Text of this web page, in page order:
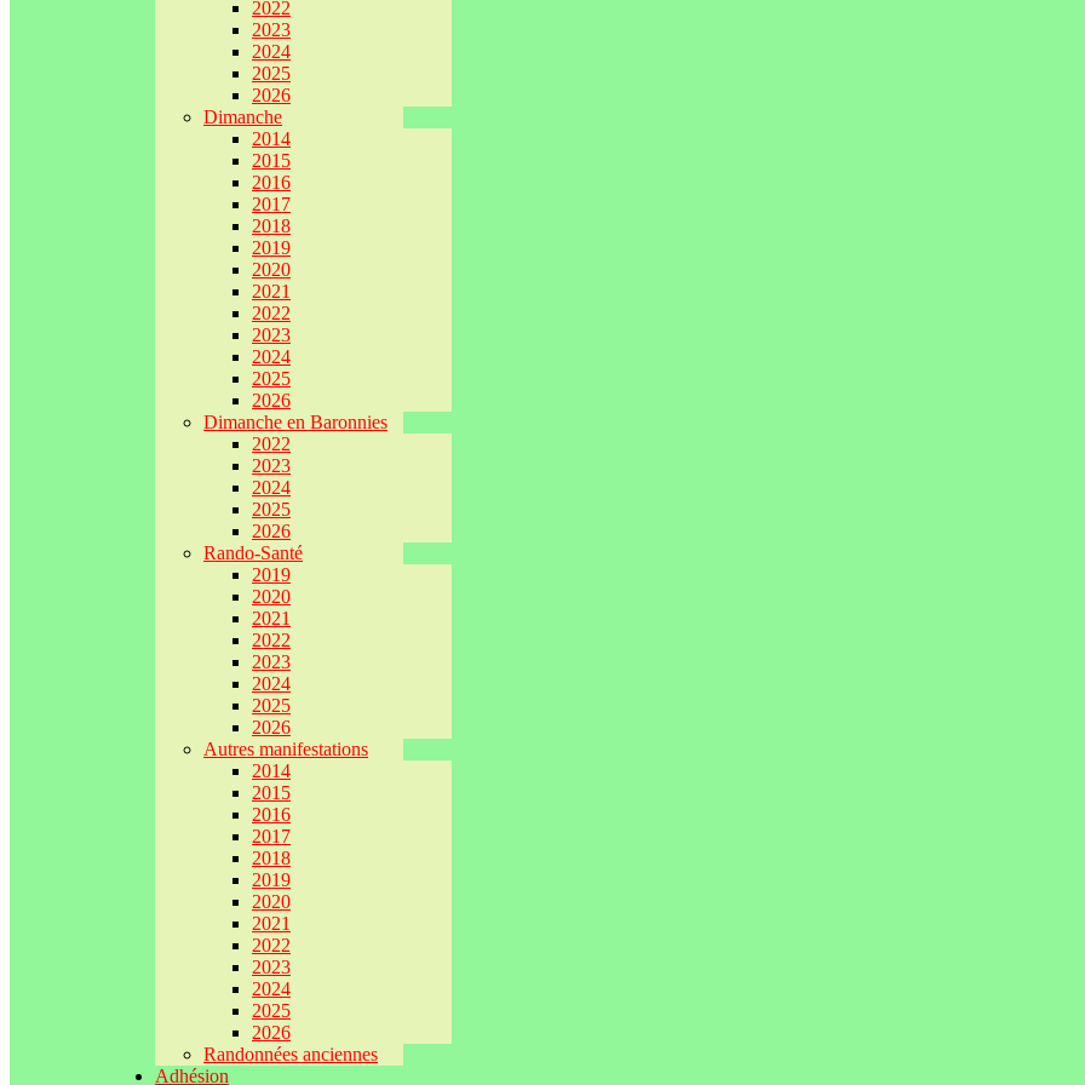
2022
2023
2024
2025
2026
Dimanche
2014
2015
2016
2017
2018
2019
2020
2021
2022
2023
2024
2025
2026
Dimanche en Baronnies
2022
2023
2024
2025
2026
Rando-Santé
2019
2020
2021
2022
2023
2024
2025
2026
Autres manifestations
2014
2015
2016
2017
2018
2019
2020
2021
2022
2023
2024
2025
2026
Randonnées anciennes
Adhésion